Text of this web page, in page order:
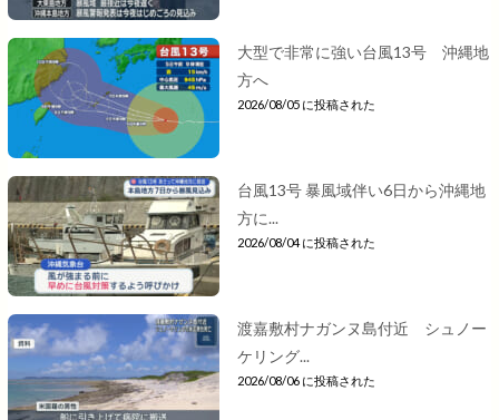
大型で非常に強い台風13号 沖縄地
方へ
2026/08/05 に投稿された
台風13号 暴風域伴い6日から沖縄地
方に...
2026/08/04 に投稿された
渡嘉敷村ナガンヌ島付近 シュノー
ケリング...
2026/08/06 に投稿された